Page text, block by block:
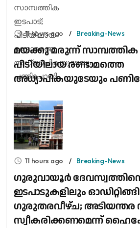
11 hours ago Breaking-News
മയക്കു മരുന്ന് സാമ്പത്തിക
പിടിയിലായ രണ്ടാമത്തെ
അധ്യാപികയുടേയും
11 hours ago Breaking-News
ഗുരുവായൂർ
ഇടപാടുകളിലും
ഗുരുതരവീഴ്ച; അടിയന്തര
സ്വീകരിക്കണമെന്ന്